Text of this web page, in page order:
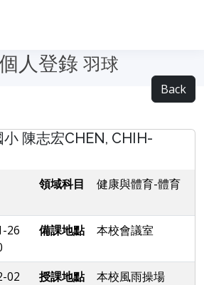
人登錄 羽球
Back
小 陳志宏CHEN, CHIH-
領域科目 健康與體育-體育
26
備課地點 本校會議室
02
授課地點 本校風雨操場